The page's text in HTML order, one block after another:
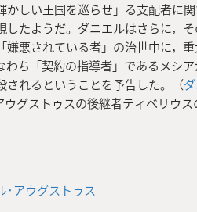
かしい王国を巡らせ」る支配者に
したようだ。ダニエルはさらに，
嫌悪されている者」の治世中に，
わち「契約の指導者」であるメシ
されるということを予告した。（
ウグストゥスの後継者ティベリウス
･アウグストゥス